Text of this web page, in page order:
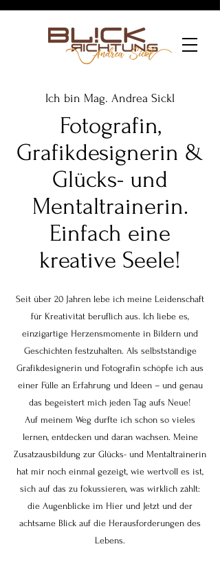
Ich bin Mag. Andrea Sickl
Fotografin,
Grafikdesignerin &
Glücks- und
Mentaltrainerin.
Einfach eine
kreative Seele!
Seit über 20 Jahren lebe ich meine Leidenschaft
für Kreativität beruflich aus. Ich liebe es,
einzigartige Herzensmomente in Bildern und
Geschichten festzuhalten. Als selbstständige
Grafikdesignerin und Fotografin schöpfe ich aus
einer Fülle an Erfahrung und Ideen – und genau
das begeistert mich jeden Tag aufs Neue!
Auf meinem Weg durfte ich schon so vieles
lernen, entdecken und daran wachsen. Meine
Zusatzausbildung zur Glücks- und Mentaltrainerin
hat mir noch einmal gezeigt, wie wertvoll es ist,
sich auf das zu fokussieren, was wirklich zählt:
die Augenblicke im Hier und Jetzt und der
achtsame Blick auf die Herausforderungen des
Lebens.